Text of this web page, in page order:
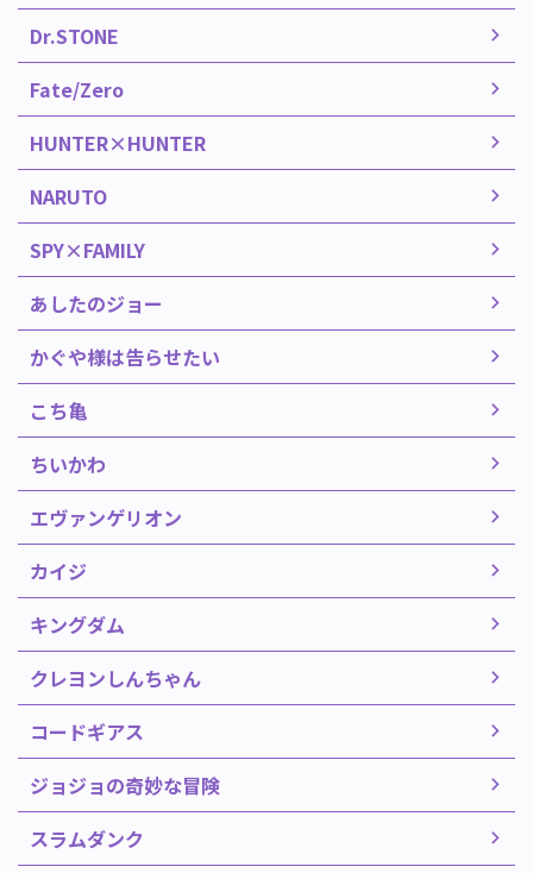
Dr.STONE
Fate/Zero
HUNTER×HUNTER
NARUTO
SPY×FAMILY
あしたのジョー
かぐや様は告らせたい
こち亀
ちいかわ
エヴァンゲリオン
カイジ
キングダム
クレヨンしんちゃん
コードギアス
ジョジョの奇妙な冒険
スラムダンク